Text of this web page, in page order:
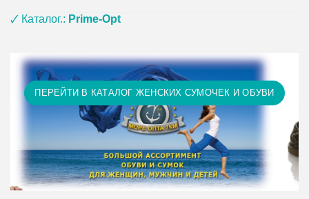
🗸 Каталог.: Prime-Opt
ПЕРЕЙТИ В КАТАЛОГ ЖЕНСКИХ СУМОЧЕК И ОБУВИ